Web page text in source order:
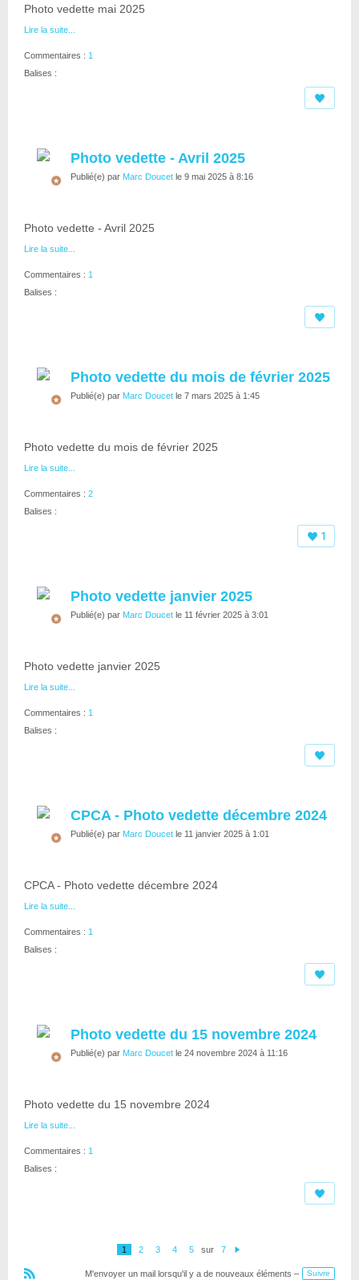
Photo vedette mai 2025
Lire la suite...
Commentaires : 1
Balises :
Photo vedette - Avril 2025
Publié(e) par Marc Doucet le 9 mai 2025 à 8:16
Photo vedette - Avril 2025
Lire la suite...
Commentaires : 1
Balises :
Photo vedette du mois de février 2025
Publié(e) par Marc Doucet le 7 mars 2025 à 1:45
Photo vedette du mois de février 2025
Lire la suite...
Commentaires : 2
Balises :
1
Photo vedette janvier 2025
Publié(e) par Marc Doucet le 11 février 2025 à 3:01
Photo vedette janvier 2025
Lire la suite...
Commentaires : 1
Balises :
CPCA - Photo vedette décembre 2024
Publié(e) par Marc Doucet le 11 janvier 2025 à 1:01
CPCA - Photo vedette décembre 2024
Lire la suite...
Commentaires : 1
Balises :
Photo vedette du 15 novembre 2024
Publié(e) par Marc Doucet le 24 novembre 2024 à 11:16
Photo vedette du 15 novembre 2024
Lire la suite...
Commentaires : 1
Balises :
1 2 3 4 5 sur
7
v
M'envoyer un mail lorsqu'il y a de nouveaux éléments – Suivre